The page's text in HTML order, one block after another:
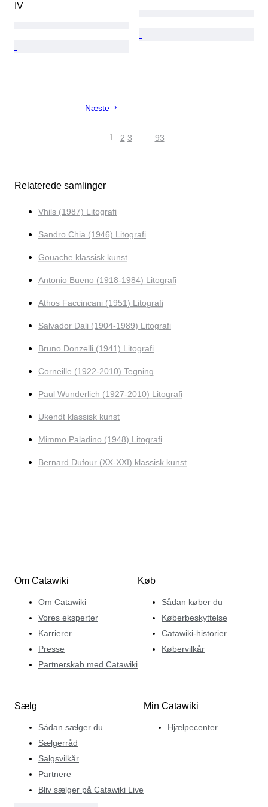
IV
Næste
1 2 3 … 93
Relaterede samlinger
Vhils (1987) Litografi
Sandro Chia (1946) Litografi
Gouache klassisk kunst
Antonio Bueno (1918-1984) Litografi
Athos Faccincani (1951) Litografi
Salvador Dali (1904-1989) Litografi
Bruno Donzelli (1941) Litografi
Corneille (1922-2010) Tegning
Paul Wunderlich (1927-2010) Litografi
Ukendt klassisk kunst
Mimmo Paladino (1948) Litografi
Bernard Dufour (XX-XXI) klassisk kunst
Om Catawiki
Om Catawiki
Vores eksperter
Karrierer
Presse
Partnerskab med Catawiki
Køb
Sådan køber du
Køberbeskyttelse
Catawiki-historier
Købervilkår
Sælg
Sådan sælger du
Sælgerråd
Salgsvilkår
Partnere
Bliv sælger på Catawiki Live
Min Catawiki
Hjælpecenter